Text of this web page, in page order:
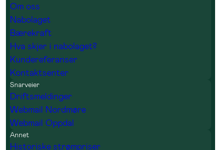
Om oss
Nabolaget
Bærekraft
Hva skjer i nabolaget?
Kundereferanser
Kontaktsenter
Snarveier
Driftsmeldinger
Webmail Nordmøre
Webmail Oppdal
Annet
Historiske strømpriser